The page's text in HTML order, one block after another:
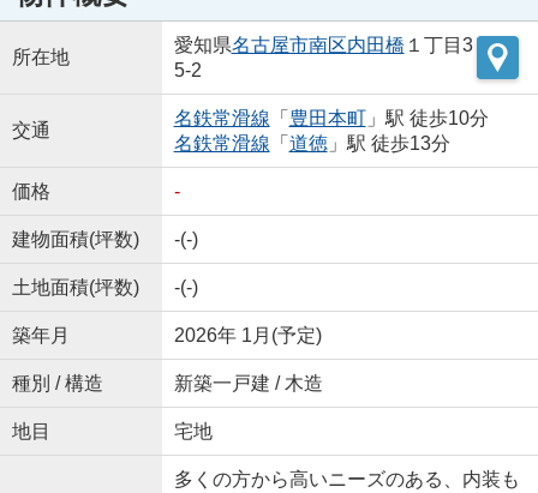
所在地
愛知県名古屋市南区内田橋 １丁目3
5-2
交通
名鉄常滑線 「 豊田本町」駅 徒歩10分
名鉄常滑線 「 道徳」駅 徒歩13分
価格 -
建物面積(坪数) -(-)
土地面積(坪数) -(-)
築年月 2026年 1月(予定)
種別 / 構造 新築一戸建 / 木造
地目 宅地
多くの方から高いニーズのある、内装も